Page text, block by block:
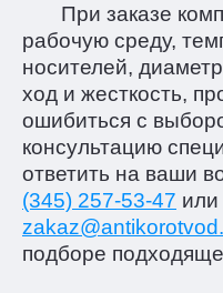
При заказе
рабочую среду,
носителей,
ход и жесткость,
ошибиться с
консультацию
ответить на ваши
(345) 257-53-47 или
подборе